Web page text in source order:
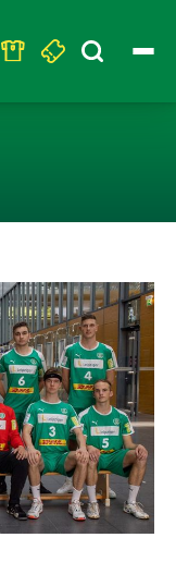
Search
for: